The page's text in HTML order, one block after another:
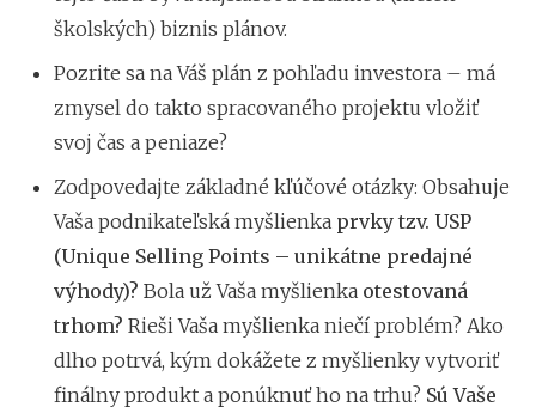
školských) biznis plánov.
Pozrite sa na Váš plán z pohľadu investora – má
zmysel do takto spracovaného projektu vložiť
svoj čas a peniaze?
Zodpovedajte základné kľúčové otázky: Obsahuje
Vaša podnikateľská myšlienka prvky tzv. USP
(Unique Selling Points – unikátne predajné
výhody)? Bola už Vaša myšlienka otestovaná
trhom? Rieši Vaša myšlienka niečí problém? Ako
dlho potrvá, kým dokážete z myšlienky vytvoriť
finálny produkt a ponúknuť ho na trhu? Sú Vaše